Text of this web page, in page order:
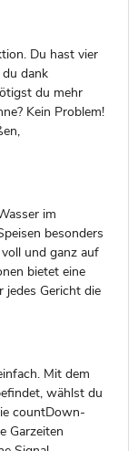
Du hast vier
dank
du mehr
Kein Problem!
im
besonders
und ganz auf
bietet eine
jedes Gericht die
Mit dem
wählst du
countDown-
Garzeiten